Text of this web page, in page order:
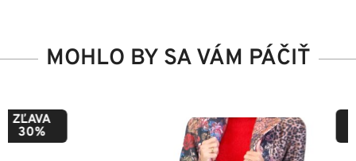
MOHLO BY SA VÁM PÁČIŤ
ZĽAVA
50%